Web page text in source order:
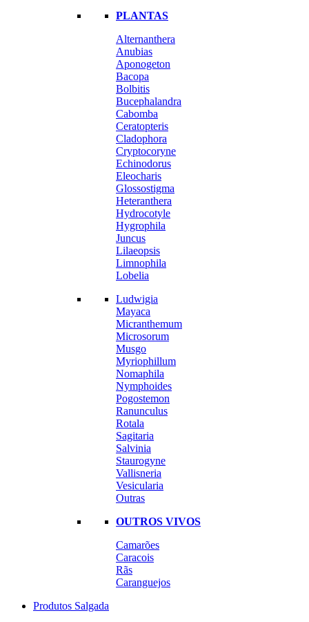
PLANTAS
Alternanthera
Anubias
Aponogeton
Bacopa
Bolbitis
Bucephalandra
Cabomba
Ceratopteris
Cladophora
Cryptocoryne
Echinodorus
Eleocharis
Glossostigma
Heteranthera
Hydrocotyle
Hygrophila
Juncus
Lilaeopsis
Limnophila
Lobelia
Ludwigia
Mayaca
Micranthemum
Microsorum
Musgo
Myriophillum
Nomaphila
Nymphoides
Pogostemon
Ranunculus
Rotala
Sagitaria
Salvinia
Staurogyne
Vallisneria
Vesicularia
Outras
OUTROS VIVOS
Camarões
Caracois
Rãs
Caranguejos
Produtos Salgada